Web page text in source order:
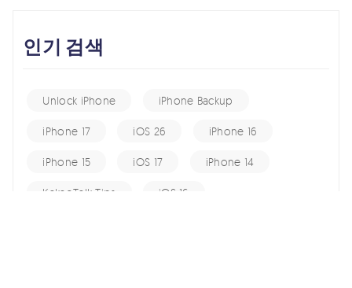
인기 검색
Unlock iPhone iPhone Backup
iPhone 17 iOS 26 iPhone 16
iPhone 15 iOS 17 iPhone 14
KakaoTalk Tips iOS 16